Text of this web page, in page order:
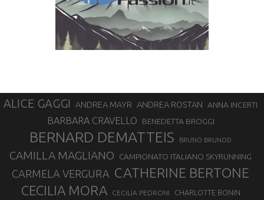
ALICE GAGGI ANDREA MAYR ANDREA ROSTAN ANNA INCERTI
BARBARA CRAVELLO BENEDETTA BROGGI
BERNARD DEMATTEIS BRUNO BRUNOD
CAMILLA MAGLIANO CAMPIONATO ITALIANO SKYRUNNING
CARMELA VERGURA CATHERINE BERTONE
CECILIA MORA CECILIA PEDRONI CHARLOTTE BONIN